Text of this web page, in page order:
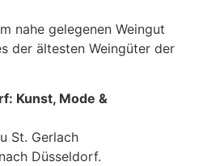
nahe gelegenen Weingut
der ältesten Weingüter der
Kunst, Mode &
St. Gerlach
Düsseldorf.